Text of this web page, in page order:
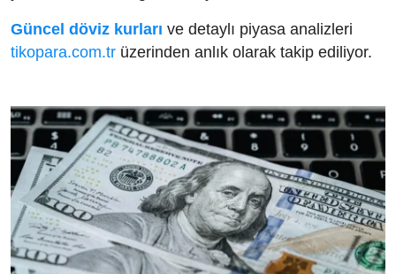
Güncel döviz kurları ve detaylı piyasa analizleri
tikopara.com.tr üzerinden anlık olarak takip ediliyor.